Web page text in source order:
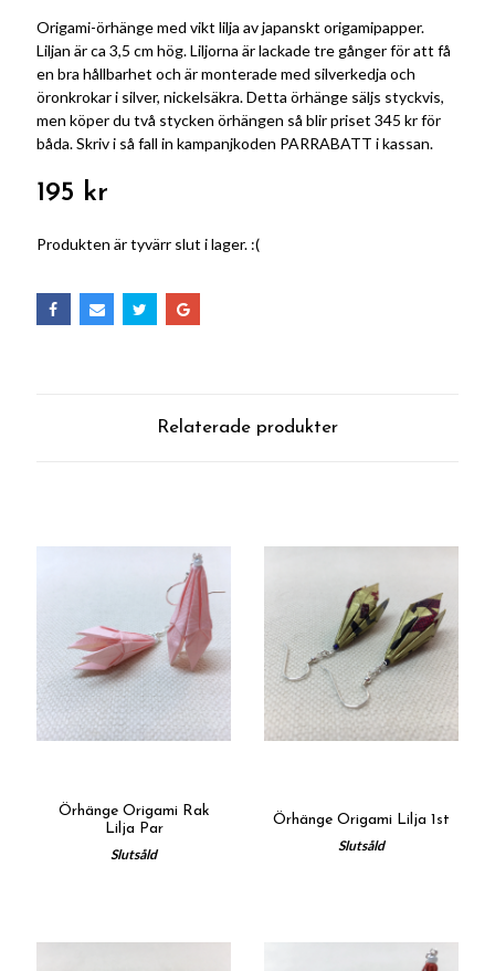
Origami-örhänge med vikt lilja av japanskt origamipapper.
Liljan är ca 3,5 cm hög. Liljorna är lackade tre gånger för att få
en bra hållbarhet och är monterade med silverkedja och
öronkrokar i silver, nickelsäkra. Detta örhänge säljs styckvis,
men köper du två stycken örhängen så blir priset 345 kr för
båda. Skriv i så fall in kampanjkoden PARRABATT i kassan.
195 kr
Produkten är tyvärr slut i lager. :(
Relaterade produkter
Örhänge Origami Rak
Lilja Par
Slutsåld
Örhänge Origami Lilja 1st
Slutsåld